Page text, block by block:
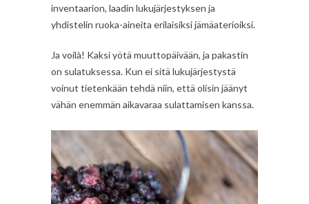
inventaarion, laadin lukujärjestyksen ja
yhdistelin ruoka-aineita erilaisiksi jämäaterioiksi.
Ja voilà! Kaksi yötä muuttopäivään, ja pakastin
on sulatuksessa. Kun ei sitä lukujärjestystä
voinut tietenkään tehdä niin, että olisin jäänyt
vähän enemmän aikavaraa sulattamisen kanssa.